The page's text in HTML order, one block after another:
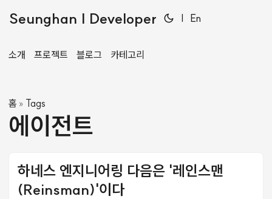
Seunghan | Developer | En
소개 프로젝트 블로그 카테고리
홈 » Tags
에이전트
하네스 엔지니어링 다음은 '레인스맨
(Reinsman)'이다